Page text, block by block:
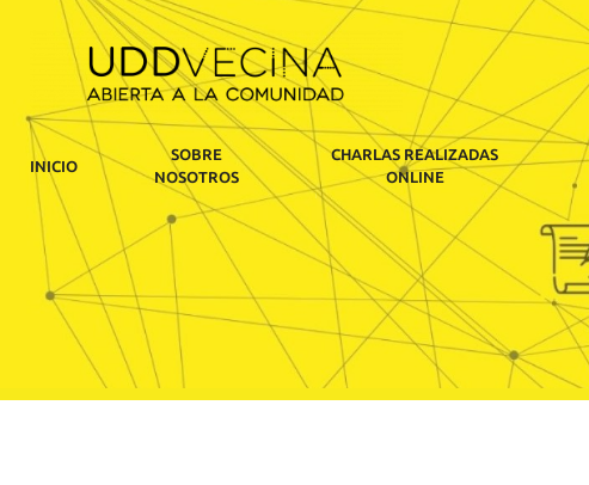
INICIO
SOBRE
NOSOTROS
CHARLAS REALIZADAS
ONLINE